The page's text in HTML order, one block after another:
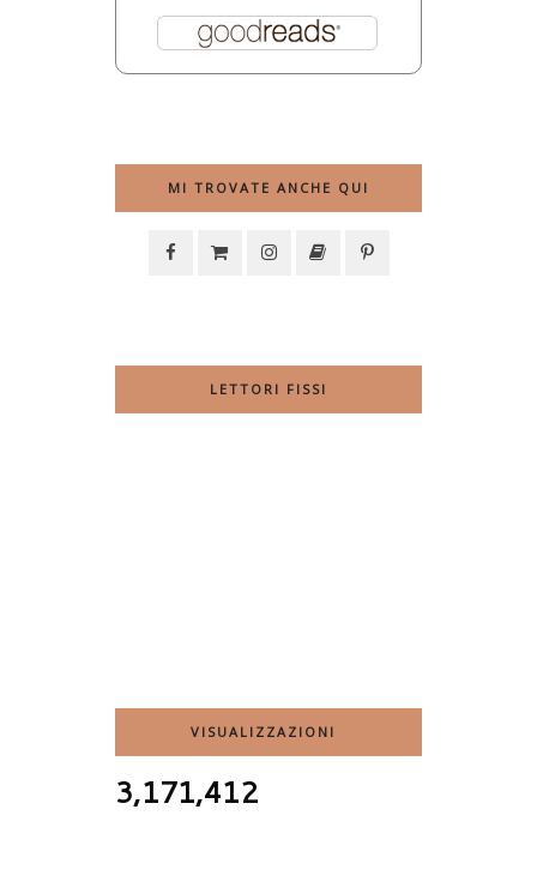
MI TROVATE ANCHE QUI
LETTORI FISSI
VISUALIZZAZIONI
3,171,412